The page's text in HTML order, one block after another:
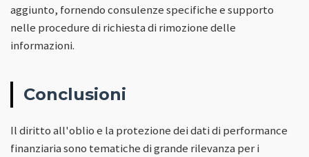
aggiunto, fornendo consulenze specifiche e supporto
nelle procedure di richiesta di rimozione delle
informazioni.
Conclusioni
Il diritto all'oblio e la protezione dei dati di performance
finanziaria sono tematiche di grande rilevanza per i